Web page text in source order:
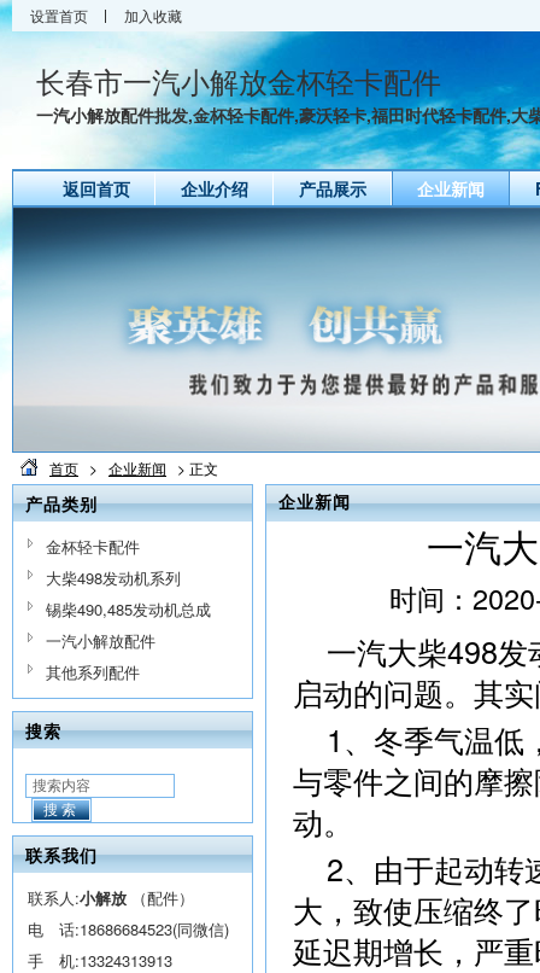
设置首页 加入收藏
长春市一汽小解放金杯轻卡配件
一汽小解放配件批发,金杯轻卡配件,豪沃轻卡,福田时代轻卡配件,大
返回首页 企业介绍 产品展示 企业新闻
首页 > 企业新闻 > 正文
产品类别
金杯轻卡配件
大柴498发动机系列
锡柴490,485发动机总成
一汽小解放配件
其他系列配件
搜索
搜索
联系我们
联系人:小解放 （配件）
电 话:18686684523(同微信)
手 机:13324313913
企业新闻
一汽
时间：
一汽大柴498
启动的问题。其
1、冬季气温低
与零件之间的摩
动。
2、由于起动转
大，致使压缩终
延迟期增长，严